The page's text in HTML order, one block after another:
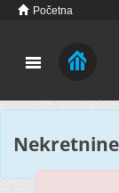
Početna